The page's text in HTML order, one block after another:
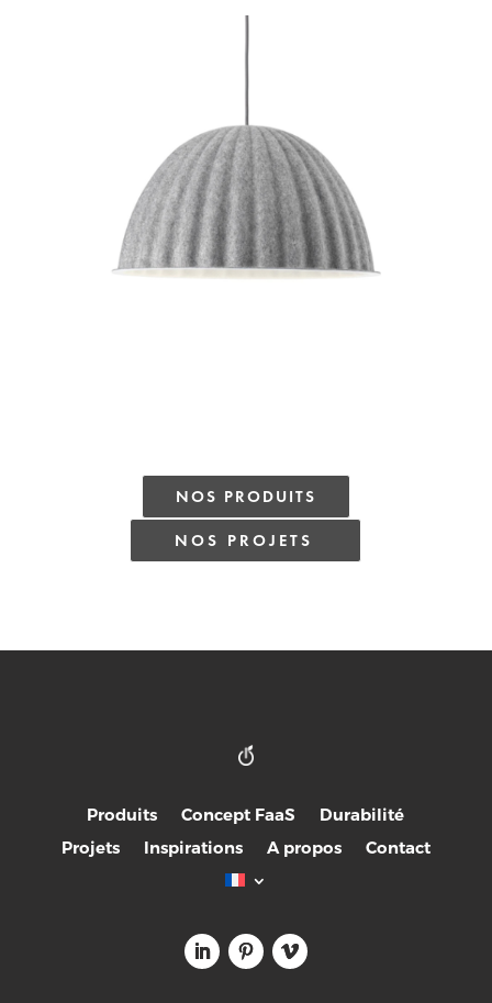
NOS PRODUITS
NOS PROJETS
Produits Concept FaaS
Durabilité
Projets
Inspirations A propos Contact